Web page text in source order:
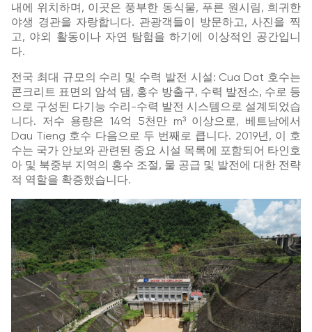
내에 위치하며, 이곳은 풍부한 동식물, 푸른 원시림, 희귀한
야생 경관을 자랑합니다. 관광객들이 방문하고, 사진을 찍
고, 야외 활동이나 자연 탐험을 하기에 이상적인 공간입니
다.
전국 최대 규모의 수리 및 수력 발전 시설: Cua Dat 호수는
콘크리트 표면의 암석 댐, 홍수 방출구, 수력 발전소, 수로 등
으로 구성된 다기능 수리-수력 발전 시스템으로 설계되었습
니다. 저수 용량은 14억 5천만 m³ 이상으로, 베트남에서
Dau Tieng 호수 다음으로 두 번째로 큽니다. 2019년, 이 호
수는 국가 안보와 관련된 중요 시설 목록에 포함되어 타인호
아 및 북중부 지역의 홍수 조절, 물 공급 및 발전에 대한 전략
적 역할을 확증했습니다.